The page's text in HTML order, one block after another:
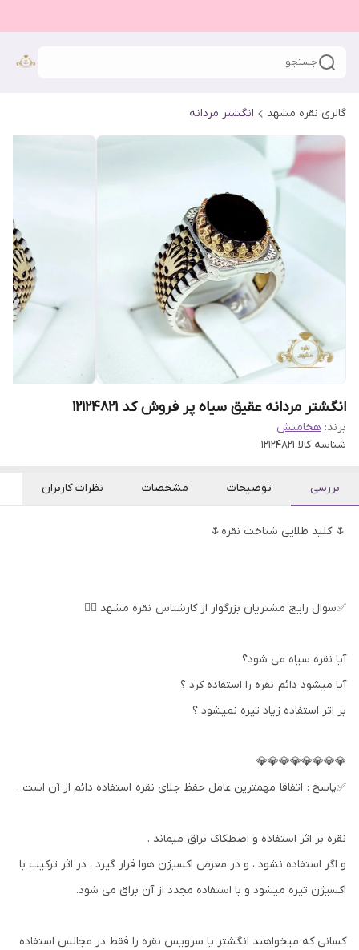
جستجو
گالری نقره مشهد انگشتر مردانه
انگشتر مردانه عقیق سیاه پر فروش کد ۱۲۱۲۴۸۲۱
برند: هخامنش
شناسه کالا ۱۲۱۲۴۸۲۱
بررسی توضیحات مشخصات نظرات کاربران
🌷 کلید طلایی شناخت نقره🌷
✅سوال رایج مشتریان بزرگوار از کارشناس نقره مشهد 👇🏻
آیا نقره سیاه می شود؟
آیا میشود دائم نقره را استفاده کرد ؟
بر اثر استفاده زیاد تیره نمیشود ؟
💎💎💎💎💎💎💎💎
✅پاسخ : اتفاقا مهمترین عامل حفظ جلای نقره استفاده دائم از آن است .
نقره بر اثر استفاده و اصطکاک براق میماند .
و اگر استفاده نشود ، و در معرض اکسیژن هوا قرار گیرد ، در اثر ترکیب با
اکسیژن تیره میشود و با استفاده مجدد از آن براق می شود.
کسانی که میخواهند انگشتر یا سرویس نقره را فقط در مجالس استفاده